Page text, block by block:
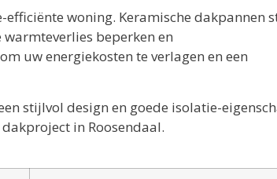
efficiënte woning. Keramische dakpannen
beperken en
uw energiekosten te verlagen en een
stijlvol design en goede isolatie-
in Roosendaal.